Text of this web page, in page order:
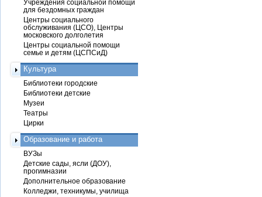
Учреждения социальной помощи
для бездомных граждан
Центры социального
обслуживания (ЦСО), Центры
московского долголетия
Центры социальной помощи
семье и детям (ЦСПСиД)
Культура
Библиотеки городские
Библиотеки детские
Музеи
Театры
Цирки
Образование и работа
ВУЗы
Детские сады, ясли (ДОУ),
прогимназии
Дополнительное образование
Колледжи, техникумы, училища